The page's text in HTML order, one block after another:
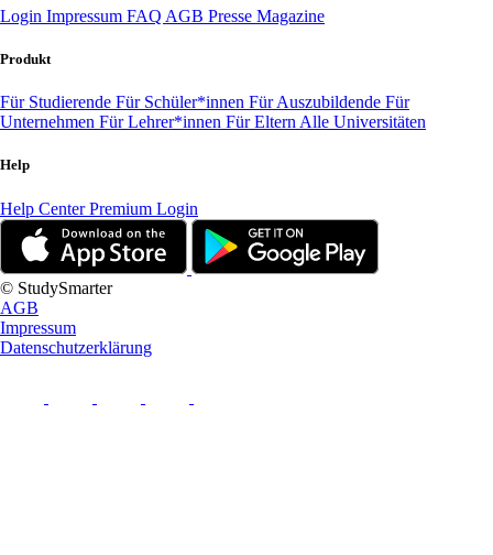
Login Impressum FAQ AGB Presse Magazine
Produkt
Für Studierende Für Schüler*innen Für Auszubildende Für
Unternehmen Für Lehrer*innen Für Eltern Alle Universitäten
Help
Help CenterPremium Login
© StudySmarter
AGB
Impressum
Datenschutzerklärung